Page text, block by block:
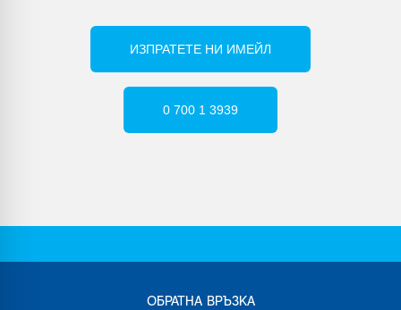
ИЗПРАТЕТЕ НИ ИМЕЙЛ
0 700 1 3939
ОБРАТНА ВРЪЗКА